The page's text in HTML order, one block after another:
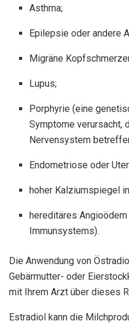
Asthma;
Epilepsie oder andere
Migräne
Lupus;
Porphyrie (eine
Symptome verursacht,
Nervensystem
Endometriose oder
hoher Kalziumspiegel
hereditäres
Immunsystems).
Die Anwendung von
Gebärmutter- oder
mit Ihrem Arzt über dieses
Estradiol kann die